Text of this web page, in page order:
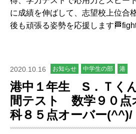
に成績を伸ばして、志望校上位合
後も頑張る姿勢を応援します
2020.10.16 お知らせ 中学生の部 港
港中１年生 S．Ｔく
間テスト 数学９０
科８５点オーバー(^^)/